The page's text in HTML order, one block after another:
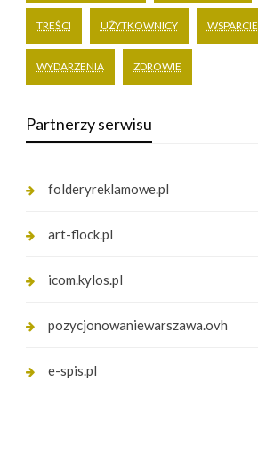
TREŚCI UŻYTKOWNICY WSPARCIE
WYDARZENIA ZDROWIE
Partnerzy serwisu
folderyreklamowe.pl
art-flock.pl
icom.kylos.pl
pozycjonowaniewarszawa.ovh
e-spis.pl